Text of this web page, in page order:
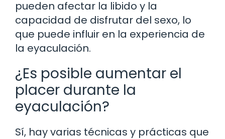
pueden afectar la libido y la
capacidad de disfrutar del sexo, lo
que puede influir en la experiencia de
la eyaculación.
¿Es posible aumentar el
placer durante la
eyaculación?
Sí, hay varias técnicas y prácticas que